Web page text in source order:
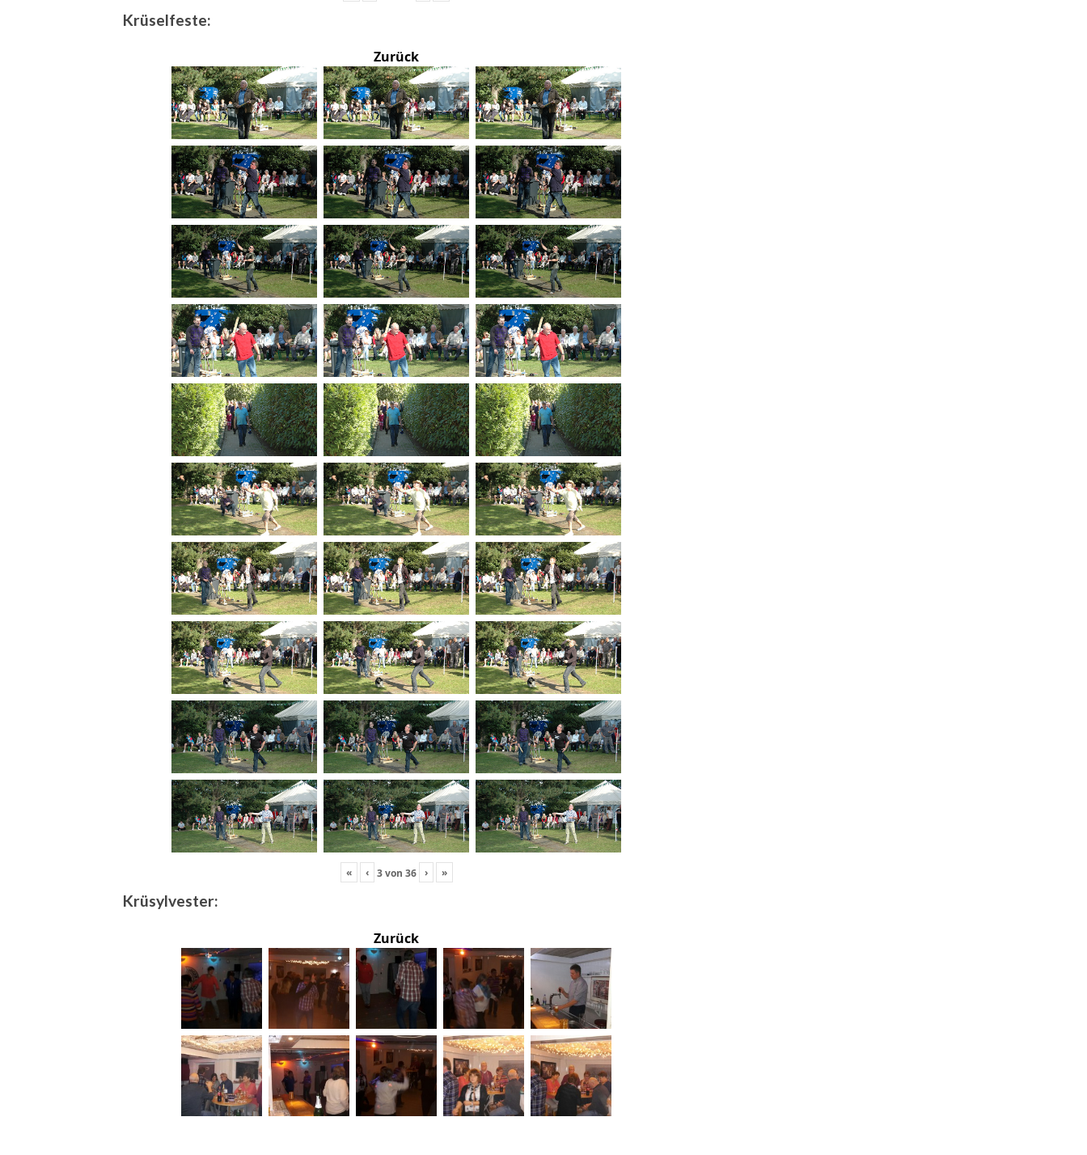
Krüselfeste:
Zurück
« ‹ 3von 36 › »
Krüsylvester:
Zurück